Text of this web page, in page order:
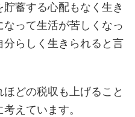
蓄する心配もなく生き
って生活が苦しくなっ
らしく生きられると言
どの税収も上げること
えています。